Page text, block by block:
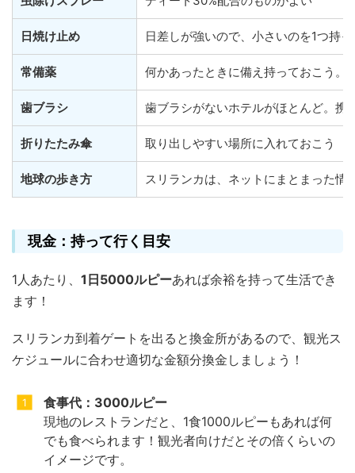
日焼け止め 日差しが強いので、小さいのを1つ持
常備薬 何かあったときに備え持っておこう。
歯ブラシ 歯ブラシがないホテルがほとんど。携
折りたたみ傘 取り出しやすい場所に入れておこう
地球の歩き方 スリランカは、ネットにまとまった情
現金：持って行く目安
1人あたり、 1日5000ルピーあれば余裕を持って生活でき
ます！
スリランカ到着ゲートを出ると換金所があるので、観光ス
ケジュールに合わせ適切な金額分換金しましょう！
食事代：3000ルピー
現地のレストランだと、1食1000ルピーもあれば何
でも食べられます！観光者向けだとその倍くらいの
イメージです。